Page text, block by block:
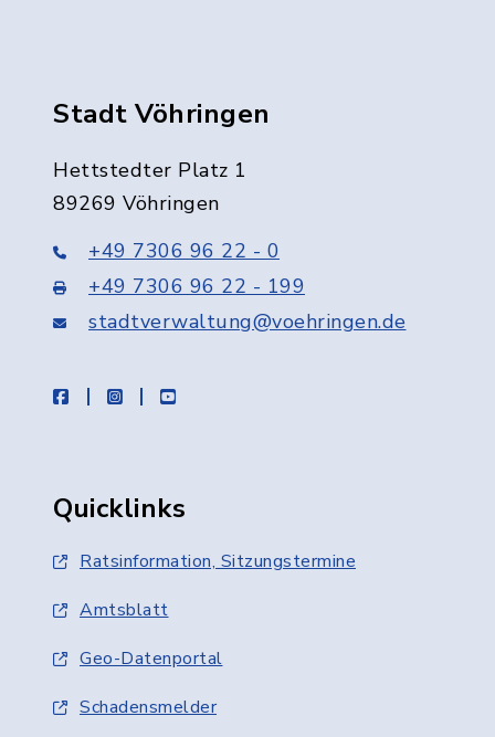
Stadt Vöhringen
Hettstedter Platz 1
89269 Vöhringen
+49 7306 96 22 - 0
+49 7306 96 22 - 199
stadtverwaltung@voehringen.de
facebookinstagramyoutube
Quicklinks
Ratsinformation, Sitzungstermine
Amtsblatt
Geo-Datenportal
Schadensmelder